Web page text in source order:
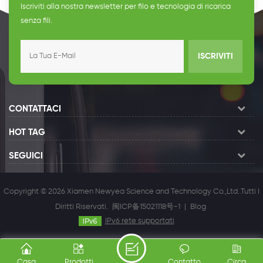
Iscriviti alla nostra newsletter per filo e tecnologia di ricarica
senza fili.
ISCRIVITI
CONTATTACI
HOT TAG
SEGUICI
Copyright © 2026 Xiamen Newyea Science and Technology Co.,Ltd..Tutti I
Diritti Riservati.
闽ICP备15021118号-1
Blog
IPv6 rete supportati